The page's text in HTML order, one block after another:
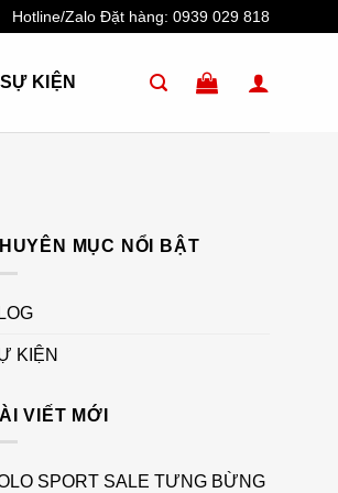
Hotline/Zalo Đặt hàng: 0939 029 818
SỰ KIỆN
MỤC NỔI BẬT
KIỆN
VIẾT MỚI
SPORT SALE TƯNG BỪNG